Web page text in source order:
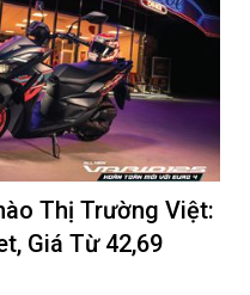
Thị Trường Việt:
Giá Từ 42,69